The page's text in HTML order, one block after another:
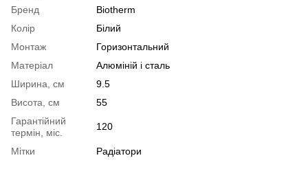
Бренд
Biotherm
Колір
Білий
Монтаж
Горизонтальний
Матеріал
Алюміній і сталь
Ширина, см
9.5
Висота, см
55
Гарантійний
термін, міс.
120
Мітки Радіатори